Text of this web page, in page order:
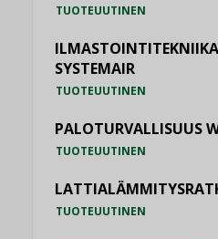
TUOTEUUTINEN
SYSTEMAIR
TUOTEUUTINEN
PALOTURVALLISUUS
TUOTEUUTINEN
TUOTEUUTINEN